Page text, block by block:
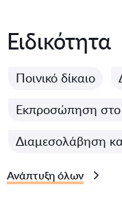
Ειδικότητα
Ποινικό δίκαιο
Εκπροσώπηση στο
Διαμεσολάβηση
Ανάπτυξη όλων